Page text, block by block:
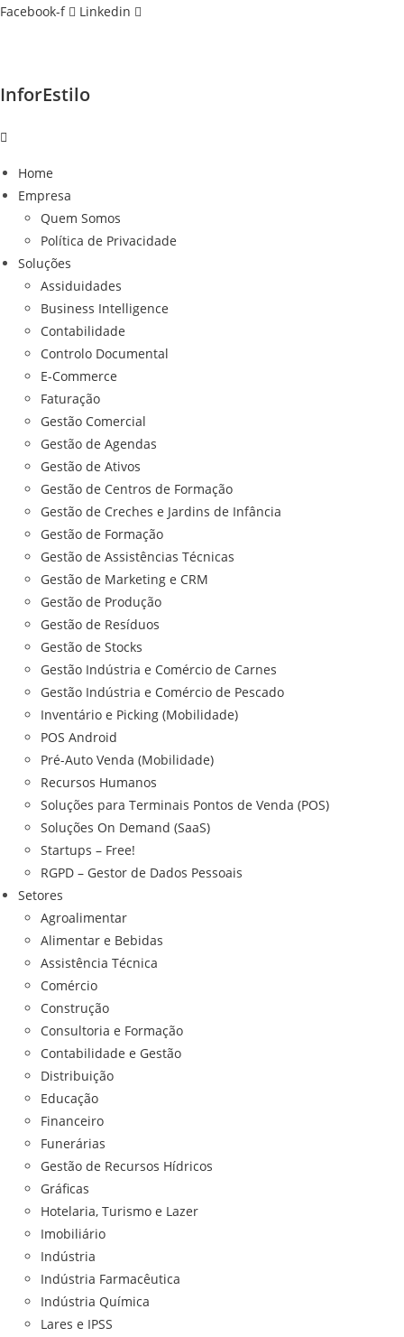
Ir
Facebook-f Linkedin
InforEstilo
Home
Empresa
Quem Somos
Política de Privacidade
Soluções
Assiduidades
Business Intelligence
Contabilidade
Controlo Documental
E-Commerce
Faturação
Gestão Comercial
Gestão de Agendas
Gestão de Ativos
Gestão de Centros de Formação
Gestão de Creches e Jardins de Infância
Gestão de Formação
Gestão de Assistências Técnicas
Gestão de Marketing e CRM
Gestão de Produção
Gestão de Resíduos
Gestão de Stocks
Gestão Indústria e Comércio de Carnes
Gestão Indústria e Comércio de Pescado
Inventário e Picking (Mobilidade)
POS Android
Pré-Auto Venda (Mobilidade)
Recursos Humanos
Soluções para Terminais Pontos de Venda (POS)
Soluções On Demand (SaaS)
Startups – Free!
RGPD – Gestor de Dados Pessoais
Setores
Agroalimentar
Alimentar e Bebidas
Assistência Técnica
Comércio
Construção
Consultoria e Formação
Contabilidade e Gestão
Distribuição
Educação
Financeiro
Funerárias
Gestão de Recursos Hídricos
Gráficas
Hotelaria, Turismo e Lazer
Imobiliário
Indústria
Indústria Farmacêutica
Indústria Química
Lares e IPSS